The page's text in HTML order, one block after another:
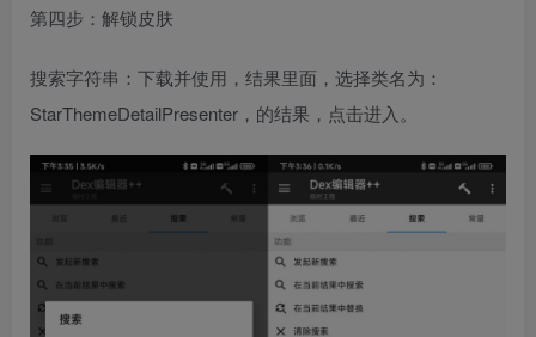
第四步：解锁皮肤
搜索字符串：下载并使用，结果里面，选择类名为：
StarThemeDetailPresenter，的结果，点击进入。